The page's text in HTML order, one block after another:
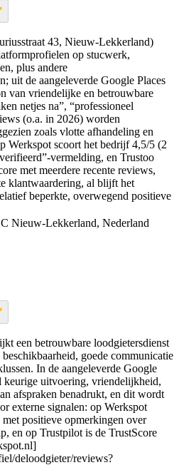
43, Nieuw-Lekkerland)
op stucwerk,
plus andere
uit de aangeleverde Google Places
van vriendelijke en betrouwbare
netjes na”, “professioneel
(o.a. in 2026) worden
zoals vlotte afhandeling en
Werkspot scoort het bedrijf 4,5/5 (2
vermelding, en Trustoo
met meerdere recente reviews,
klantwaardering, al blijft het
beperkte, overwegend positieve
Nieuw-Lekkerland, Nederland
een betrouwbare loodgietersdienst
goede communicatie
In de aangeleverde Google
keurige uitvoering, vriendelijkheid,
afspraken benadrukt, en dit wordt
externe signalen: op Werkspot
positieve opmerkingen over
en op Trustpilot is de TrustScore
deloodgieter/reviews?